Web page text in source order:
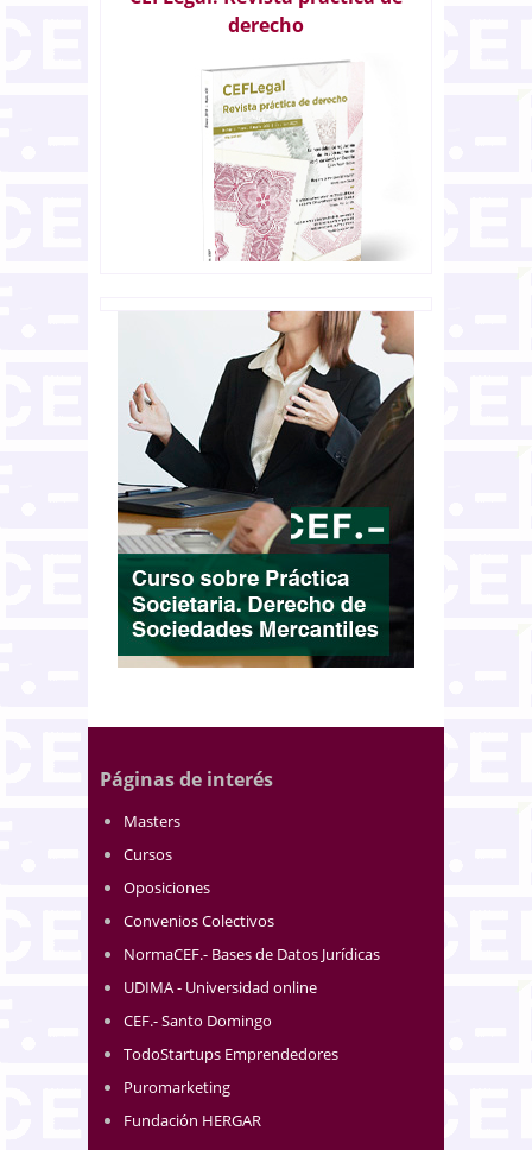
derecho
Páginas de interés
Masters
Cursos
Oposiciones
Convenios Colectivos
NormaCEF.- Bases de Datos Jurídicas
UDIMA - Universidad online
CEF.- Santo Domingo
TodoStartups Emprendedores
Puromarketing
Fundación HERGAR